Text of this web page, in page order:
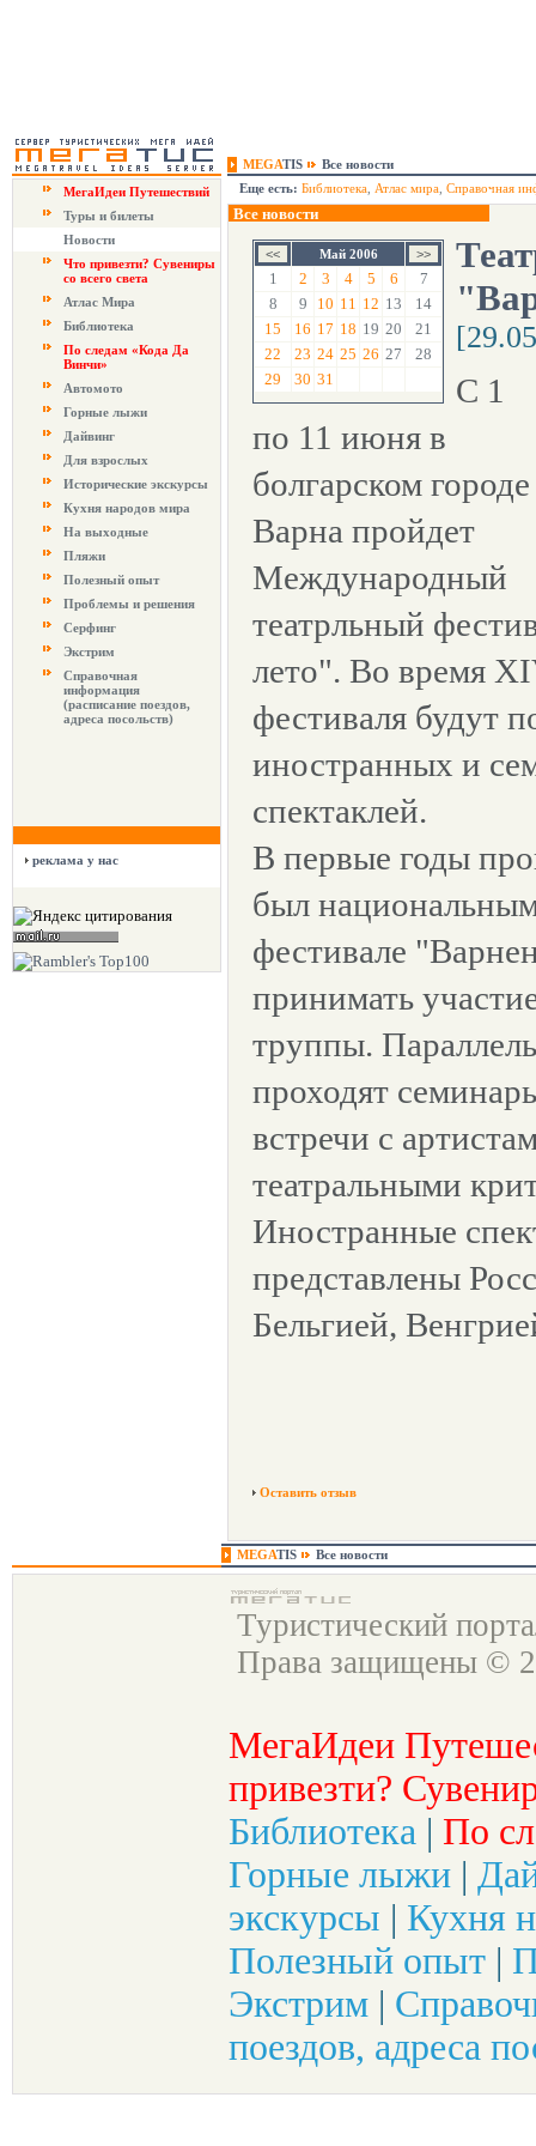
MEGATIS
Все новости
МегаИдеи Путешествий
Туры и билеты
Новости
Что привезти? Сувениры
со всего света
Атлас Мира
Библиотека
По следам «Кода Да
Винчи»
Автомото
Горные лыжи
Дайвинг
Для взрослых
Исторические экскурсы
Кухня народов мира
На выходные
Пляжи
Полезный опыт
Проблемы и решения
Серфинг
Экстрим
Справочная
информация
(расписание поездов,
адреса посольств)
реклама у нас
Еще есть: Библиотека Атлас мира Справочная
Все новости
Май 2006
1 2 3 4 5 6
7
8
9 10 11 12 13
14
15
16 17 18 19 20
21
22
23 24 25 26 27
28
29
30 31
С 1
по 11 июня в
болгарском городе
Варна пройдет
Международный
театрльный
лето". Во время
фестиваля будут
иностранных и
спектаклей.
В первые годы
был
фестивале
принимать
труппы.
проходят
встречи с
театральными
Иностранные
представлены
Бельгией,
Оставить отзыв
MEGATIS Все новости
Туристический
Права защищены ©
МегаИдеи
привезти?
Библиотека | По
Горные лыжи |
экскурсы | Кухня
Полезный опыт |
Экстрим |
поездов, адреса